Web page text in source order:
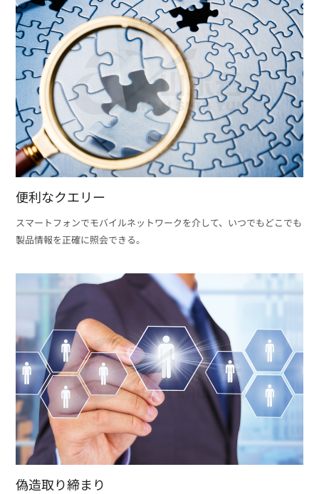
便利なクエリー
スマートフォンでモバイルネットワークを介して、いつでもどこでも
製品情報を正確に照会できる。
偽造取り締まり